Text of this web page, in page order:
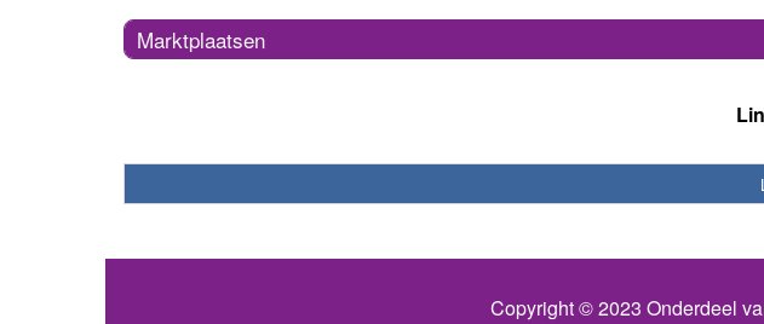
Marktplaatsen
Copyright © 2023 Onderdeel